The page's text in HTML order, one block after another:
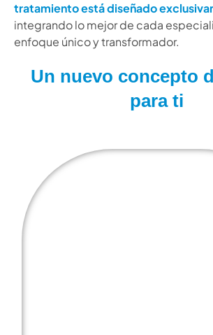
tratamiento está diseñado
integrando lo mejor de cada
enfoque único y transformador.
Un nuevo concepto
para ti